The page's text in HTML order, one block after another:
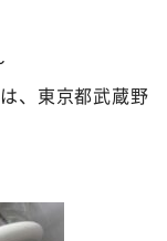
、東京都武蔵野